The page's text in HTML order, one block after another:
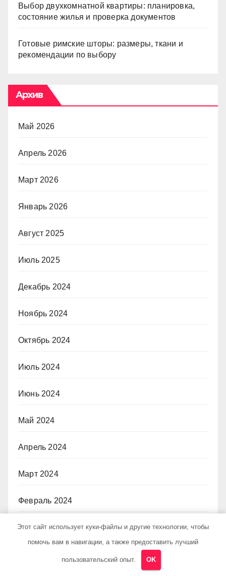
Выбор двухкомнатной квартиры: планировка,
состояние жилья и проверка документов
Готовые римские шторы: размеры, ткани и
рекомендации по выбору
Архив
Май 2026
Апрель 2026
Март 2026
Январь 2026
Август 2025
Июль 2025
Декабрь 2024
Ноябрь 2024
Октябрь 2024
Июль 2024
Июнь 2024
Май 2024
Апрель 2024
Март 2024
Февраль 2024
Январь 2024
Этот сайт использует куки-файлы и другие технологии, чтобы
помочь вам в навигации, а также предоставить лучший
пользовательский опыт. OK